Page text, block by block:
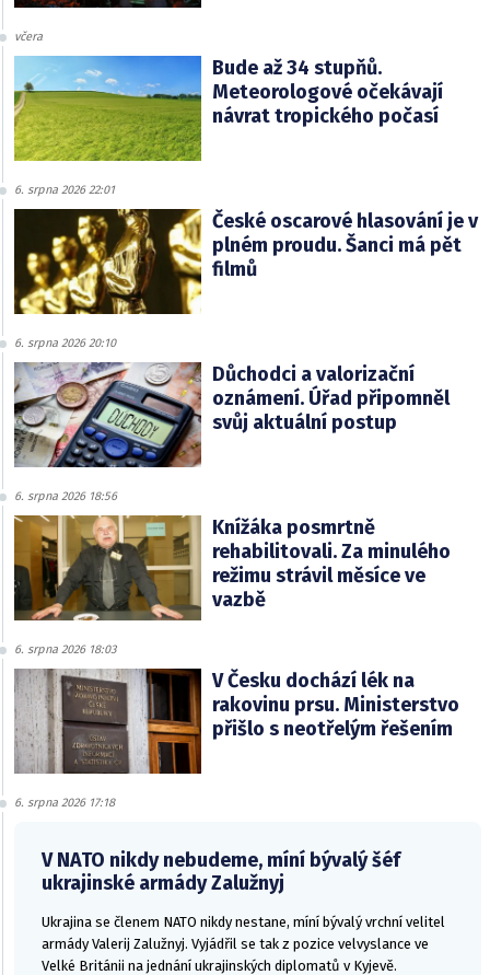
včera
Bude až 34 stupňů.
Meteorologové očekávají
návrat tropického počasí
6. srpna 2026 22:01
České oscarové hlasování je v
plném proudu. Šanci má pět
filmů
6. srpna 2026 20:10
Důchodci a valorizační
oznámení. Úřad připomněl
svůj aktuální postup
6. srpna 2026 18:56
Knížáka posmrtně
rehabilitovali. Za minulého
režimu strávil měsíce ve
vazbě
6. srpna 2026 18:03
V Česku dochází lék na
rakovinu prsu. Ministerstvo
přišlo s neotřelým řešením
6. srpna 2026 17:18
V NATO nikdy nebudeme, míní bývalý šéf
ukrajinské armády Zalužnyj
Ukrajina se členem NATO nikdy nestane, míní bývalý vrchní velitel
armády Valerij Zalužnyj. Vyjádřil se tak z pozice velvyslance ve
Velké Británii na jednání ukrajinských diplomatů v Kyjevě.